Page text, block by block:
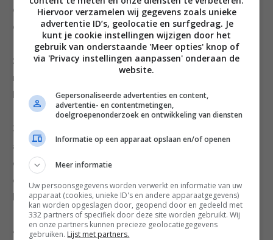
deeg. Maak hiervan een rol, wikkel deze in plasticfolie
en leg 2 tot 3 uur in de koelkast.
2. Bak de uitjes en de knoflook in olie en meng met de
restjes gaar vlees, nootmuskaat en peterselie in een
keukenmachine en maal het tot gehakt.
3. Vorm met de hand ongeveer 20 balletjes en zet ze
afgedekt in de koelkast. Snijd 20 plakjes uit de
deegrollen en druk deze plat. Leg de aardappelplakken
om de vleesballetjes en druk ze goed aan. Rol met de
hand mooie ronde knödeltjes.
4. Haal de balletjes door het geklutste ei en dan door
Hiervoor verzamelen wij gegevens zoals unieke
advertentie ID’s, geolocatie en surfgedrag. Je
kunt je cookie instellingen wijzigen door het
gebruik van onderstaande 'Meer opties' knop of
via 'Privacy instellingen aanpassen' onderaan de
website.
Gepersonaliseerde advertenties en content,
advertentie- en contentmetingen,
doelgroepenonderzoek en ontwikkeling van diensten
Informatie op een apparaat opslaan en/of openen
Meer informatie
Uw persoonsgegevens worden verwerkt en informatie van uw
apparaat (cookies, unieke ID's en andere apparaatgegevens)
kan worden opgeslagen door, geopend door en gedeeld met
332 partners of specifiek door deze site worden gebruikt. Wij
en onze partners kunnen precieze geolocatiegegevens
gebruiken. Lijst met partners.